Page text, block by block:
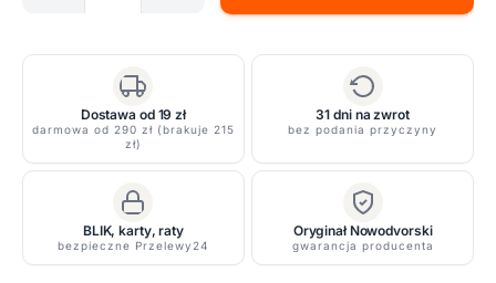
oczko
podtynkowe
IP54/IP20
Dostawa od 19 zł
darmowa od 290 zł (brakuje 215
zł)
31 dni na zwrot
bez podania przyczyny
BLIK, karty, raty
bezpieczne Przelewy24
Oryginał Nowodvorski
gwarancja producenta